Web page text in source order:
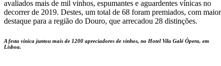
avaliados mais de mil vinhos, espumantes e aguardentes vínicas no
decorrer de 2019. Destes, um total de 68 foram premiados, com maior
destaque para a região do Douro, que arrecadou 28 distinções.
A festa vínica juntou mais de 1200 apreciadores de vinhos, no Hotel Vila Galé Ópera, em
Lisboa.